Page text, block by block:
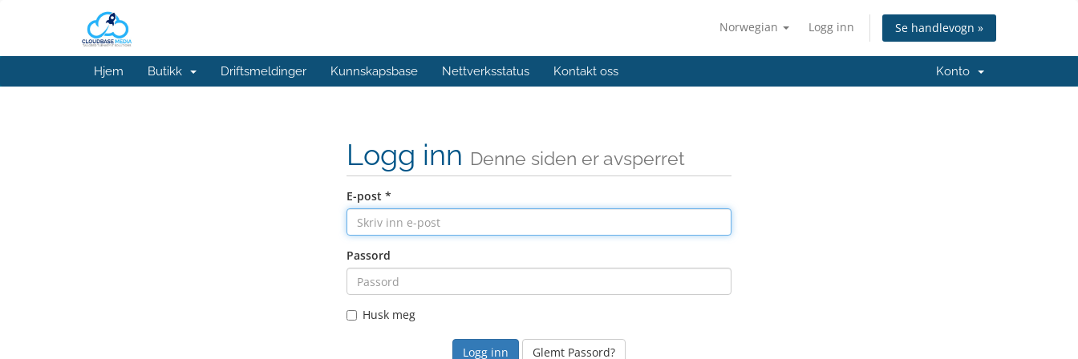
Norwegian Logg inn Se handlevogn »
Hjem Butikk Driftsmeldinger Kunnskapsbase Nettverksstatus Kontakt oss Konto
Logg inn Denne siden er avsperret
E-post *
Passord
Husk meg
Glemt Passord?